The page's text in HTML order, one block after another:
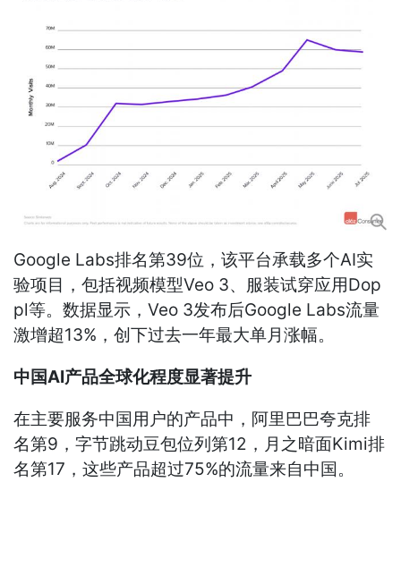
Google Labs排名第39位，该平台承载多个AI实
验项目，包括视频模型Veo 3、服装试穿应用Dop
pl等。数据显示，Veo 3发布后Google Labs流量
激增超13%，创下过去一年最大单月涨幅。
中国AI产品全球化程度显著提升
在主要服务中国用户的产品中，阿里巴巴夸克排
名第9，字节跳动豆包位列第12，月之暗面Kimi排
名第17，这些产品超过75%的流量来自中国。